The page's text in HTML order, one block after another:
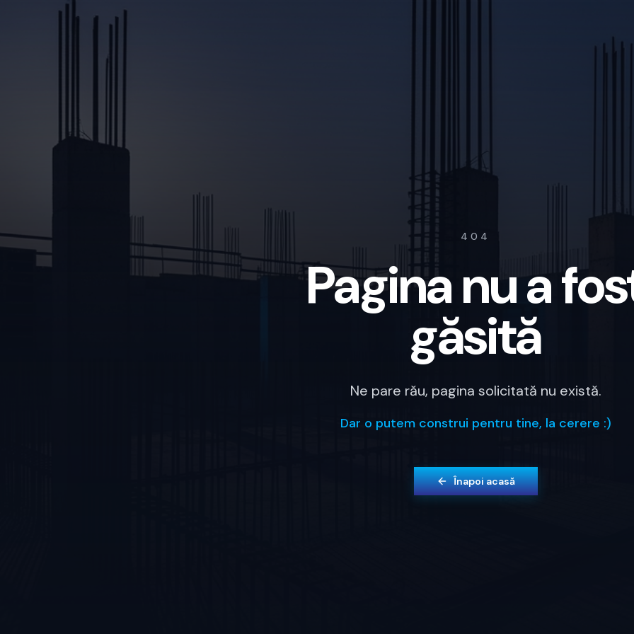
404
Pagina nu a
găsită
Ne pare rău, pagina solicitată nu există.
Dar o putem construi pentru tine, la cerere :)
Înapoi acasă